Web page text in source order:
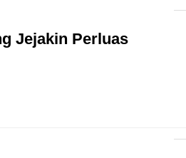
Jejakin Perluas